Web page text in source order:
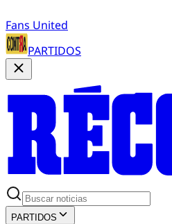
Fans United
PARTIDOS
PARTIDOS